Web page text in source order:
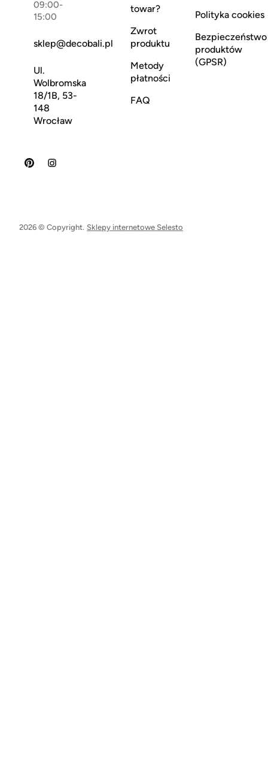
09:00-
15:00
sklep@decobali.pl
Ul.
Wolbromska
18/1B, 53-
148
Wrocław
towar?
Zwrot
produktu
Metody
płatności
FAQ
Polityka cookies
Bezpieczeństwo
produktów
(GPSR)
2026 © Copyright. Sklepy internetowe Selesto